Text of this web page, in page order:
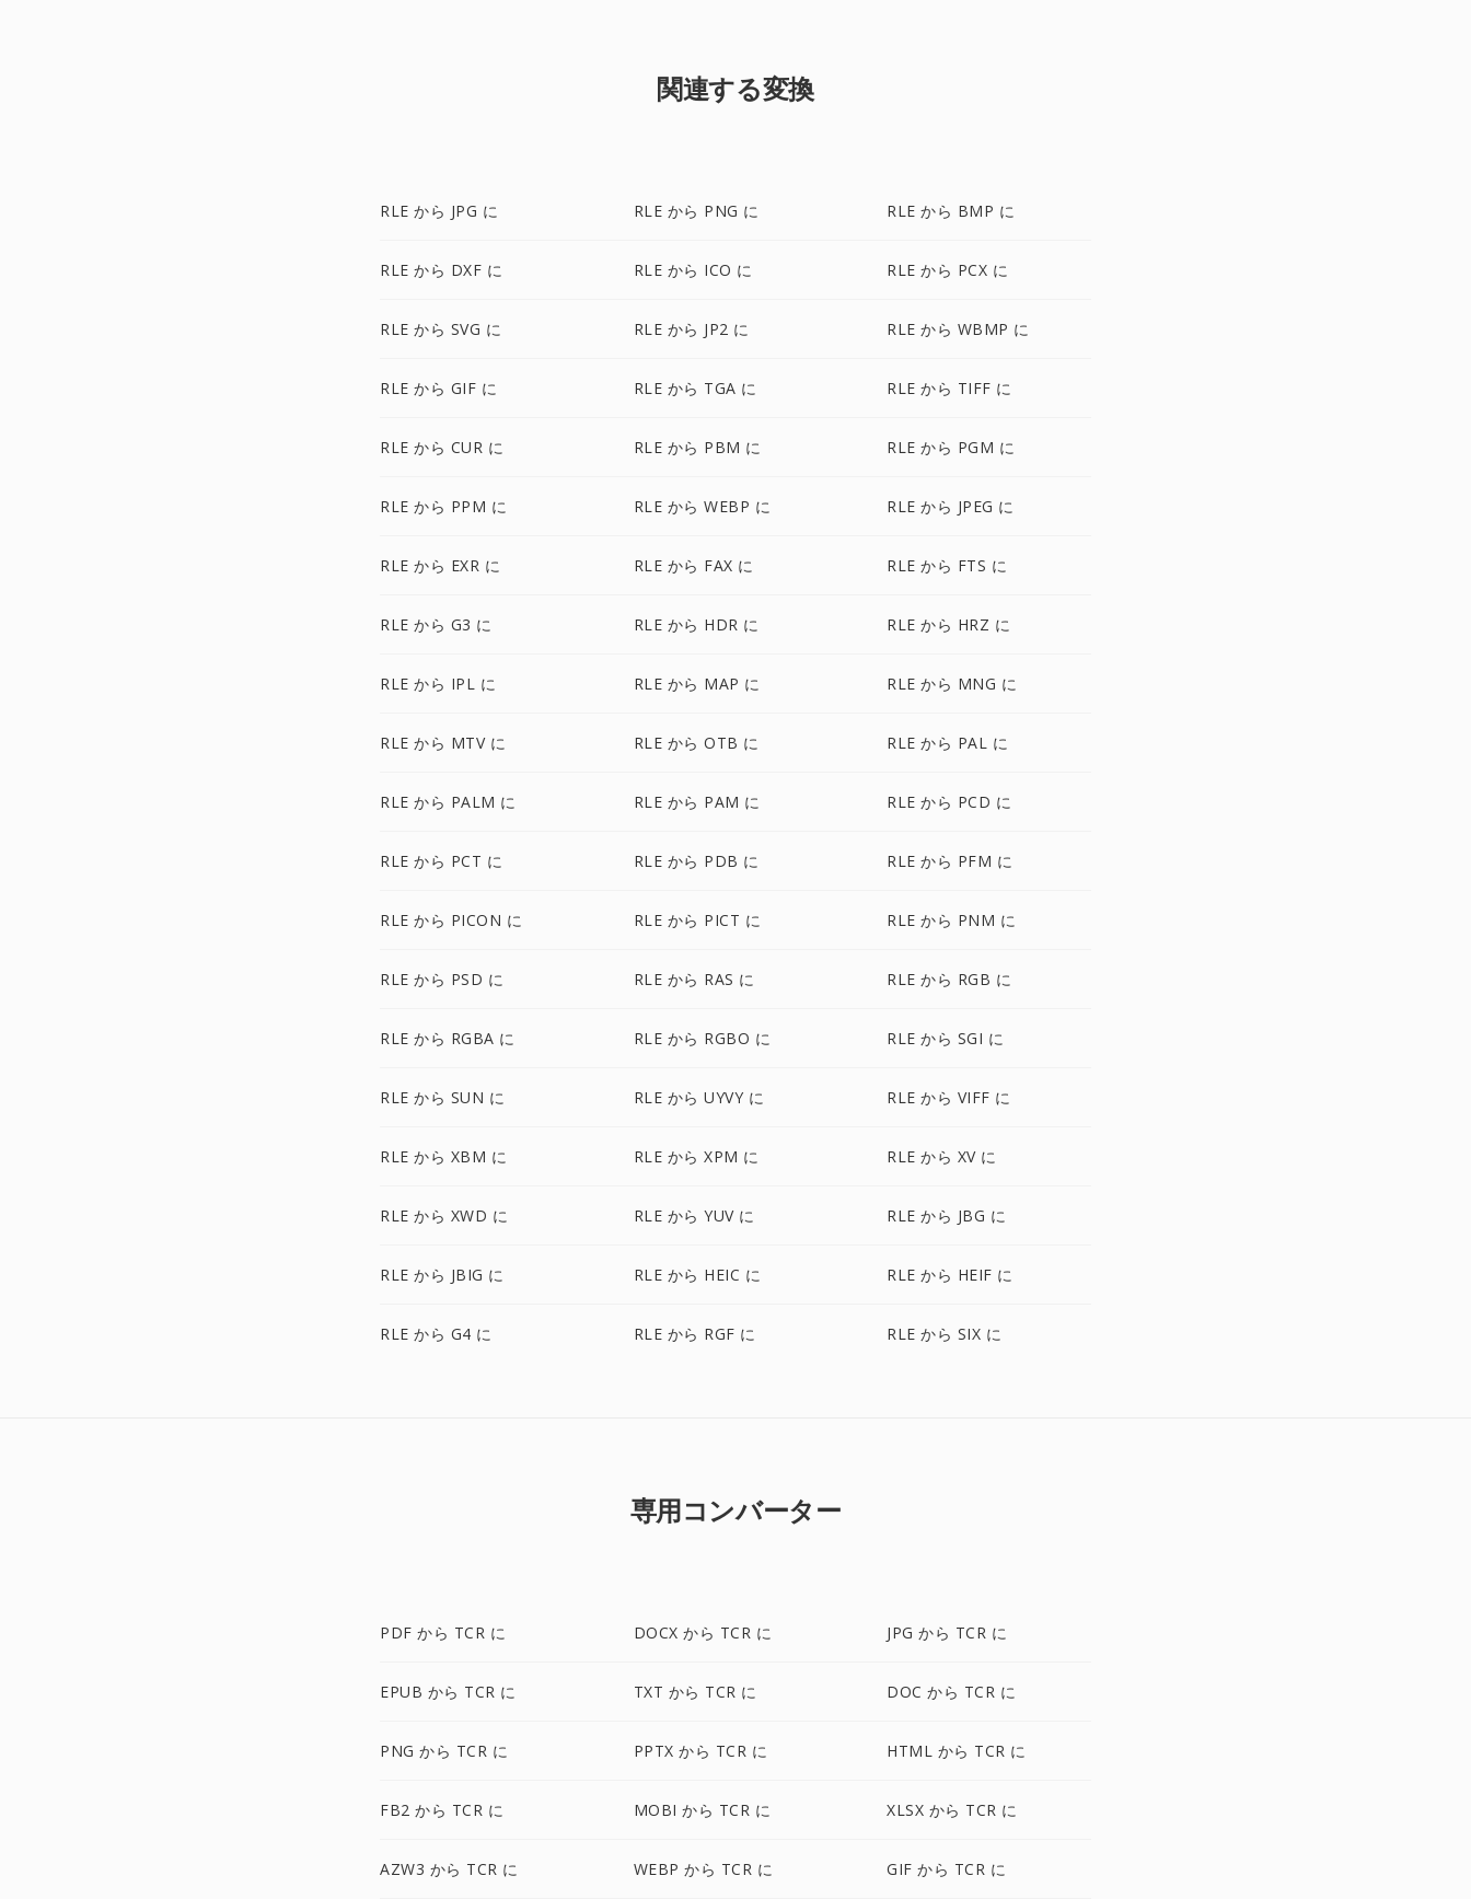
関連する変換
RLE から JPG に RLE から PNG に RLE から BMP に
RLE から DXF に RLE から ICO に RLE から PCX に
RLE から SVG に RLE から JP2 に RLE から WBMP に
RLE から GIF に RLE から TGA に RLE から TIFF に
RLE から CUR に RLE から PBM に RLE から PGM に
RLE から PPM に RLE から WEBP に RLE から JPEG に
RLE から EXR に RLE から FAX に RLE から FTS に
RLE から G3 に RLE から HDR に RLE から HRZ に
RLE から IPL に RLE から MAP に RLE から MNG に
RLE から MTV に RLE から OTB に RLE から PAL に
RLE から PALM に RLE から PAM に RLE から PCD に
RLE から PCT に RLE から PDB に RLE から PFM に
RLE から PICON に RLE から PICT に RLE から PNM に
RLE から PSD に RLE から RAS に RLE から RGB に
RLE から RGBA に RLE から RGBO に RLE から SGI に
RLE から SUN に RLE から UYVY に RLE から VIFF に
RLE から XBM に RLE から XPM に RLE から XV に
RLE から XWD に RLE から YUV に RLE から JBG に
RLE から JBIG に RLE から HEIC に RLE から HEIF に
RLE から G4 に RLE から RGF に RLE から SIX に
専用コンバーター
PDF から TCR に DOCX から TCR に JPG から TCR に
EPUB から TCR に TXT から TCR に DOC から TCR に
PNG から TCR に PPTX から TCR に HTML から TCR に
FB2 から TCR に MOBI から TCR に XLSX から TCR に
AZW3 から TCR に WEBP から TCR に GIF から TCR に